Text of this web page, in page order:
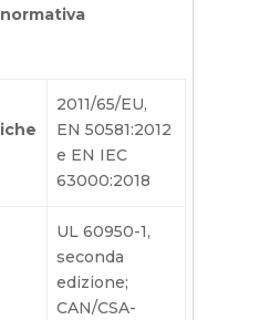
2011/65/EU,
EN 50581:2012
e EN IEC
63000:2018
UL 60950-1,
seconda
edizione;
CAN/CSA-